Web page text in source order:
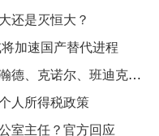
还是灭恒大？
加速国产替代进程
华纬科技：公司已进入了采埃孚、瀚德、克诺尔、班迪克斯等海外知名汽车零部件供应商的全球供应链体系
人所得税政策
室主任？官方回应